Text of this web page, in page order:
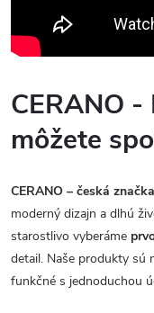
CERANO
môžete
CERANO – česká značka
moderný dizajn a dlhú
starostlivo vyberáme
detail. Naše produkty sú
funkčné s jednoduchou